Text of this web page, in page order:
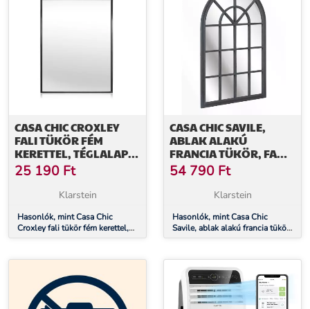
CASA CHIC CROXLEY
FALI TÜKÖR FÉM
KERETTEL, TÉGLALAP
ALAKÚ, 70 X 50 CM
25 190 Ft
Klarstein
Hasonlók, mint Casa Chic
Croxley fali tükör fém kerettel,
téglalap alakú, 70 x 50 cm
CASA CHIC SAVILE,
ABLAK ALAKÚ
FRANCIA TÜKÖR, FA
KERET, 120 X 80 CM
54 790 Ft
Klarstein
Hasonlók, mint Casa Chic
Savile, ablak alakú francia tükör,
fa keret, 120 x 80 cm